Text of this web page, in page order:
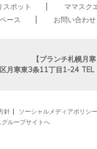
スポット ママスク
ース
お問い合わせ
【ブランチ札幌月寒
月寒東3条11丁目1-24 TEL
針 ソーシャルメディアポリシー
グループサイトへ